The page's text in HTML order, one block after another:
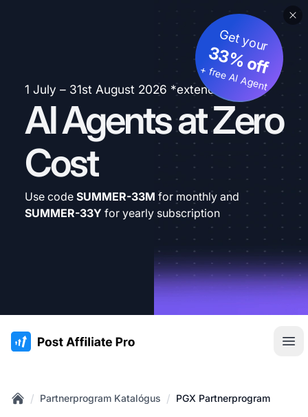
1 July – 31st August 2026 *extended
AI Agents at Zero
Cost
Get your
33% off
+ free AI Agent
Use code SUMMER-33M for monthly and
SUMMER-33Y for yearly subscription
:site.title
/ Partnerprogram Katalógus / PGX Partnerprogram